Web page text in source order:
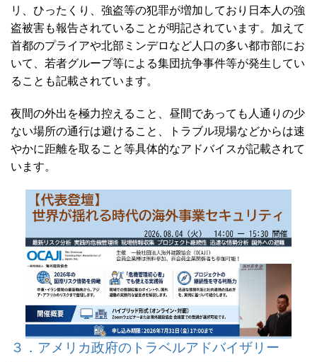
リ、ひったくり、強盗等の犯罪が増加しており日本人の強
盗被害も報告されていることが明記されています。加えて
首都のプライアや北部ミンデロなど人口の多い都市部にお
いて、若者グループ等による集団抗争事件等が発生してい
ることも記載されています。
夜間の外出を極力控えること、昼間であっても人通りの少
ない場所の通行は避けること、トラブル現場などからは速
やかに距離を取ること等具体的なアドバイスが記載されて
います。
３．アメリカ政府のトラベルアドバイザリー